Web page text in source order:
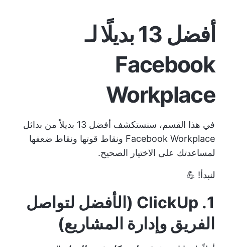
أفضل 13 بديلًا لـ
Facebook
Workplace
في هذا القسم، سنستكشف أفضل 13 بديلاً من بدائل
Facebook Workplace ونقاط قوتها ونقاط ضعفها
لمساعدتك على الاختيار الصحيح.
لنبدأ! 💪
1. ClickUp (الأفضل لتواصل
الفريق وإدارة المشاريع)